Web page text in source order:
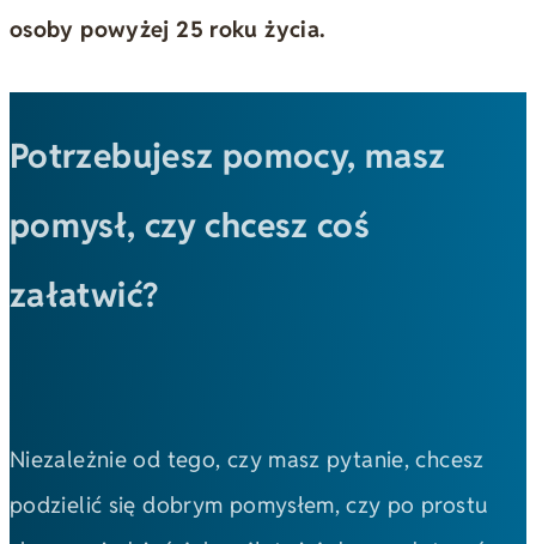
osoby powyżej 25 roku życia.
Potrzebujesz pomocy, masz
pomysł, czy chcesz coś
załatwić?
Niezależnie od tego, czy masz pytanie, chcesz
podzielić się dobrym pomysłem, czy po prostu